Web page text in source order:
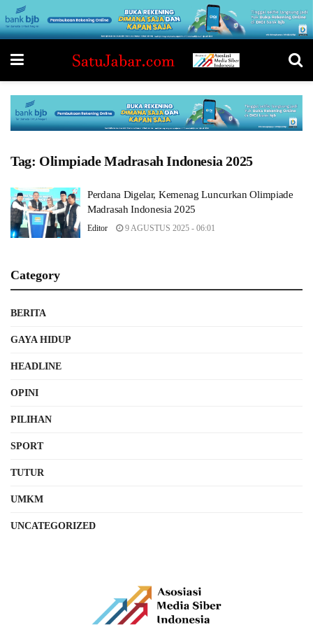
Tag: Olimpiade Madrasah Indonesia 2025
Perdana Digelar, Kemenag Luncurkan Olimpiade
Madrasah Indonesia 2025
Editor 9 AGUSTUS 2025 - 06:01
Category
BERITA
GAYA HIDUP
HEADLINE
OPINI
PILIHAN
SPORT
TUTUR
UMKM
UNCATEGORIZED